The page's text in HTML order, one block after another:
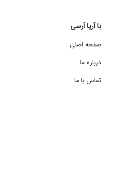
با آریا آرسی
صفحه اصلی
درباره ما
تماس با ما